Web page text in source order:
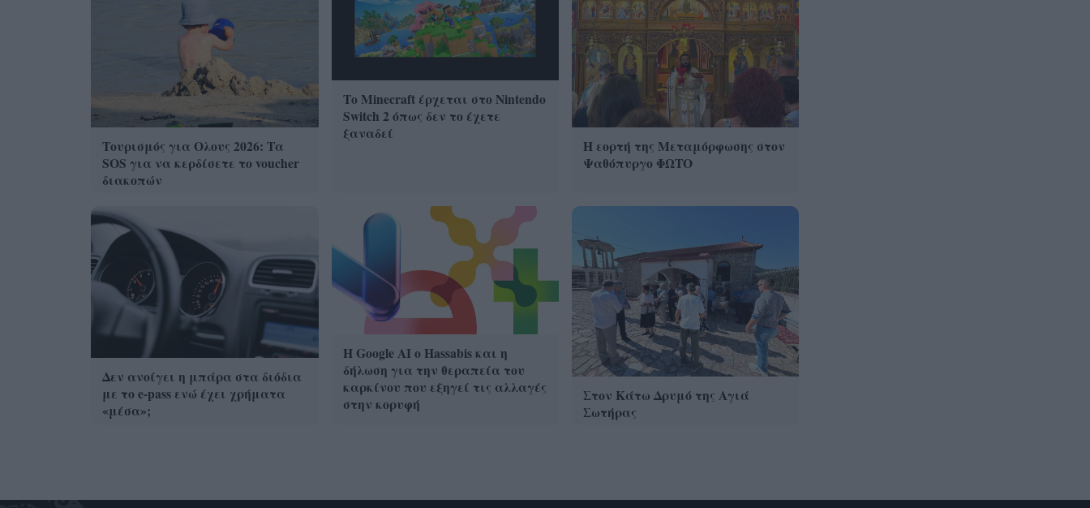
Τουρισμός για Ολους 2026: Τα
SOS για να κερδίσετε το voucher
διακοπών
Το Minecraft έρχεται στο Nintendo
Switch 2 όπως δεν το έχετε
ξαναδεί
Η εορτή της Μεταμόρφωσης στον
Ψαθόπυργο ΦΩΤΟ
Δεν ανοίγει η μπάρα στα διόδια
με το e-pass ενώ έχει χρήματα
«μέσα»;
Η Google ΑΙ ο Hassabis και η
δήλωση για την θεραπεία του
καρκίνου που εξηγεί τις αλλαγές
στην κορυφή
Στον Κάτω Δρυμό της Αγιά
Σωτήρας